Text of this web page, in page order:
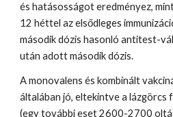
és hatásosságot eredményez,
12 héttel az elsődleges
második dózis hasonló antitest-
után adott második dózis.
A monovalens és kombinált
általában jó, eltekintve a
(egy további eset 2600-2700